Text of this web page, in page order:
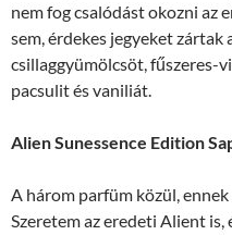
nem fog csalódást okozni az
sem, érdekes jegyeket zártak
csillaggyümölcsöt, fűszeres-
pacsulit és vaniliát.
Alien Sunessence Edition
A három parfüm közül,
Szeretem az eredeti Alient